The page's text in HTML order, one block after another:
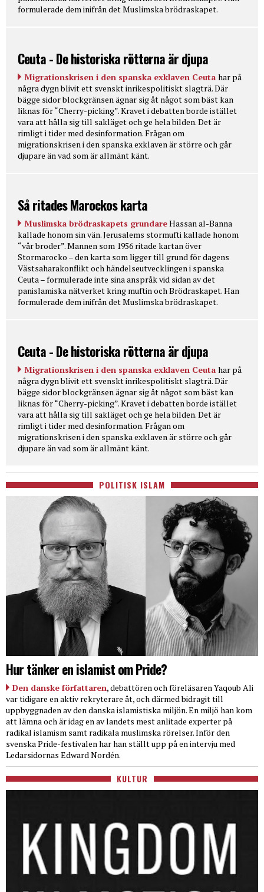
formulerade dem inifrån det Muslimska brödraskapet.
Ceuta - De historiska rötterna är djupa
Migrationskrisen i den spanska exklaven Ceuta har på
några dygn blivit ett svenskt inrikespolitiskt slagträ. Där
bägge sidor blockgränsen ägnar sig åt något som bäst kan
liknas för “Cherry-picking”. Kravet i debatten borde istället
vara att hålla sig till sakläget och ge hela bilden. Det är
rimligt i tider med desinformation. Frågan om
migrationskrisen i den spanska exklaven är större och går
djupare än vad som är allmänt känt.
Så ritades Marockos karta
Muslimska brödraskapets grundareHassan al-Banna
kallade honom sin vän. Jerusalems stormufti kallade honom
“vår broder”. Mannen som 1956 ritade kartan över
Stormarocko – den karta som ligger till grund för dagens
Västsaharakonflikt och händelseutvecklingen i spanska
Ceuta – formulerade inte sina anspråk vid sidan av det
panislamiska nätverket kring muftin och Brödraskapet. Han
formulerade dem inifrån det Muslimska brödraskapet.
Ceuta - De historiska rötterna är djupa
Migrationskrisen i den spanska exklaven Ceuta har på
några dygn blivit ett svenskt inrikespolitiskt slagträ. Där
bägge sidor blockgränsen ägnar sig åt något som bäst kan
liknas för “Cherry-picking”. Kravet i debatten borde istället
vara att hålla sig till sakläget och ge hela bilden. Det är
rimligt i tider med desinformation. Frågan om
migrationskrisen i den spanska exklaven är större och går
djupare än vad som är allmänt känt.
POLITISK ISLAM
Hur tänker en islamist om Pride?
Den danske författaren, debattören och föreläsaren Yaqoub Ali
var tidigare en aktiv rekryterare åt, och därmed bidragit till
uppbyggnaden av den danska islamistiska miljön. En miljö han kom
att lämna och är idag en av landets mest anlitade experter på
radikal islamism samt radikala muslimska rörelser. Inför den
svenska Pride-festivalen har han ställt upp på en intervju med
Ledarsidornas Edward Nordén.
KULTUR